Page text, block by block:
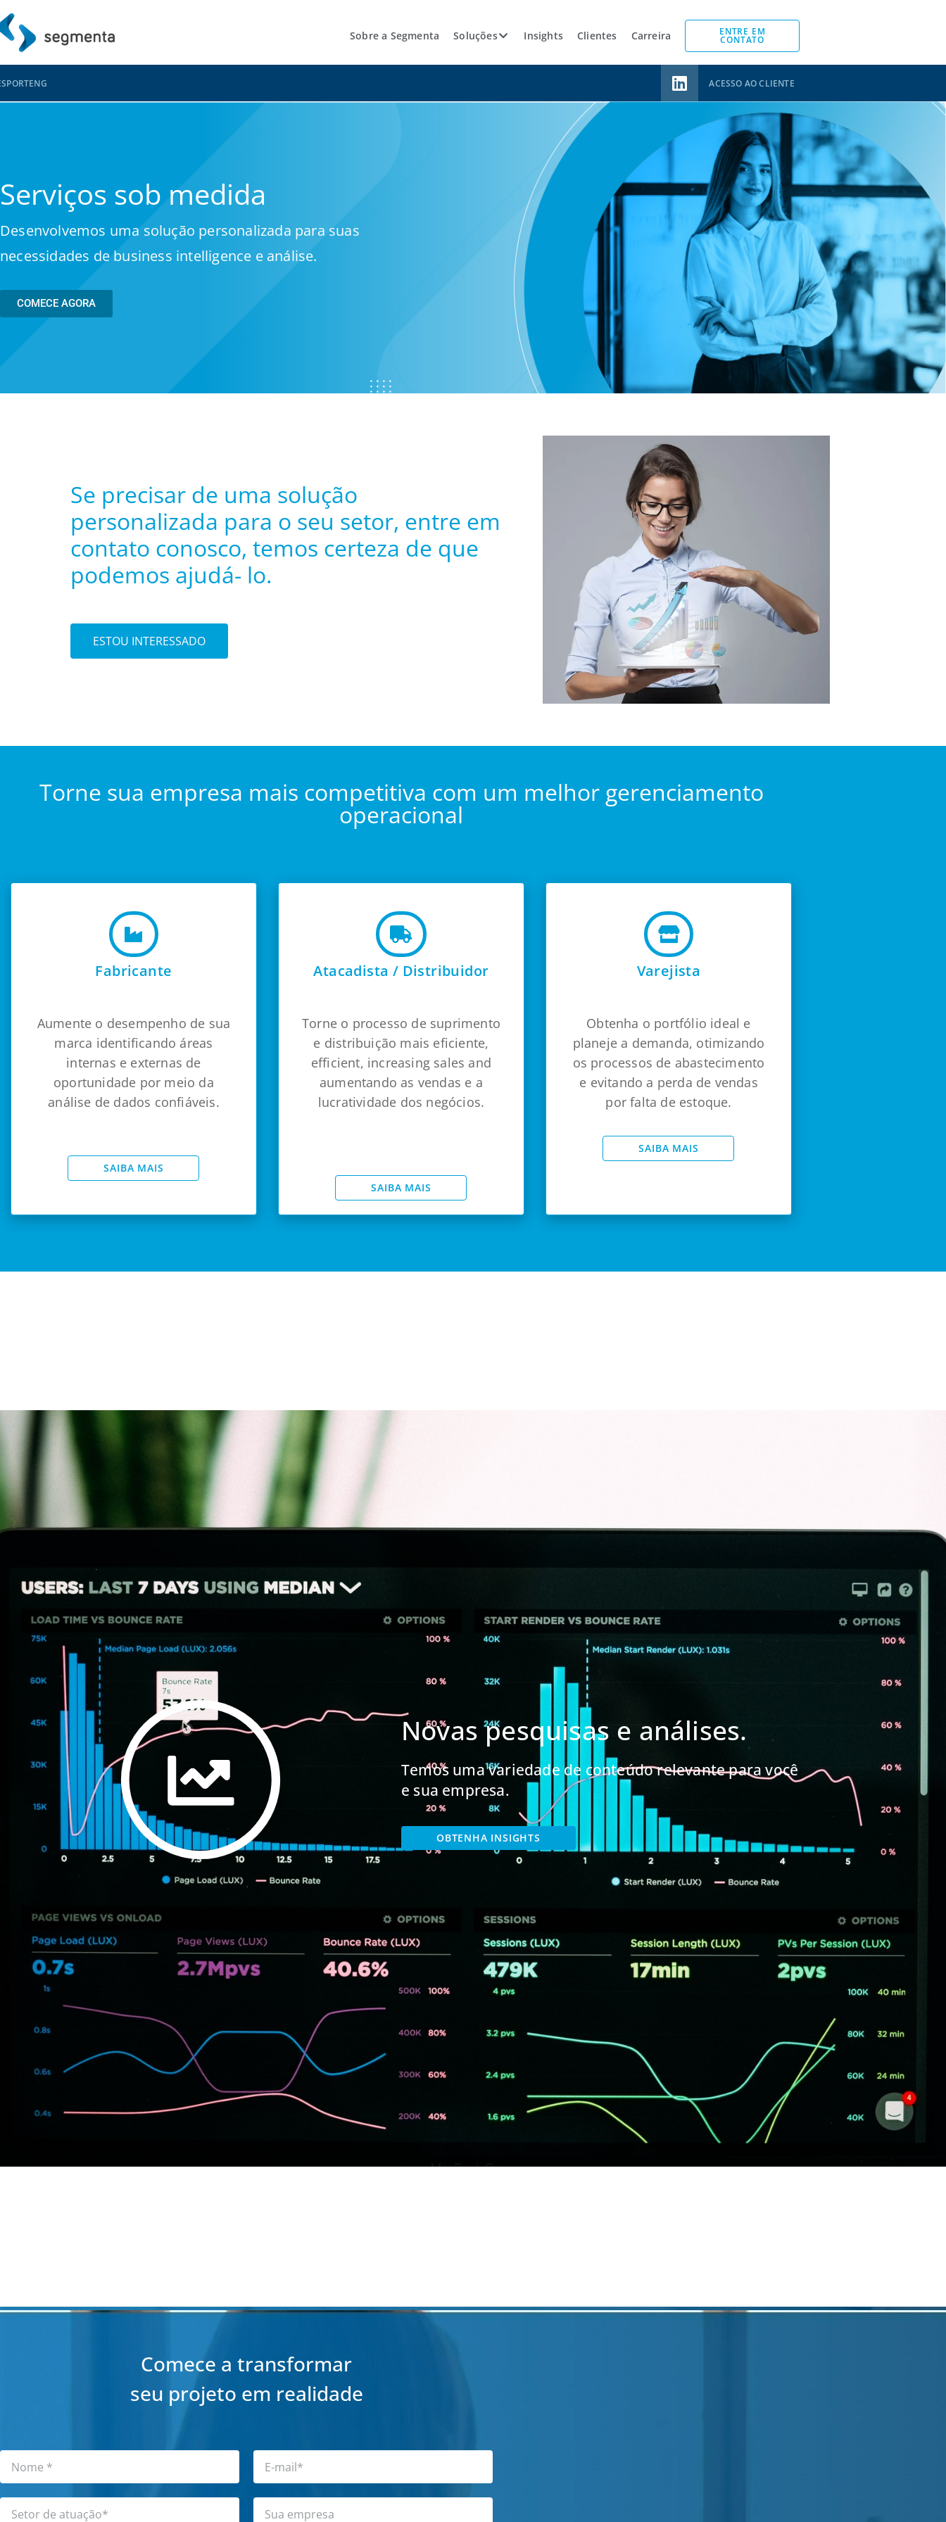
Sobre a Segmenta Soluções Insights Clientes Carreira ENTRE EM
CONTATO
PORTENG ACESSO AO CLIENTE
Serviços sob medida
Desenvolvemos uma solução personalizada para suas
necessidades de business intelligence e análise.
COMECE AGORA
Se precisar de uma solução
personalizada para o seu setor, entre em
contato conosco, temos certeza de que
podemos ajudá- lo.
ESTOU INTERESSADO
Torne sua empresa mais competitiva com um melhor gerenciamento
operacional
Fabricante
Aumente o desempenho de sua
marca identificando áreas
internas e externas de
oportunidade por meio da
análise de dados confiáveis.
SAIBA MAIS
Atacadista / Distribuidor
Torne o processo de suprimento
e distribuição mais eficiente,
efficient, increasing sales and
aumentando as vendas e a
lucratividade dos negócios.
SAIBA MAIS
Varejista
Obtenha o portfólio ideal e
planeje a demanda, otimizando
os processos de abastecimento
e evitando a perda de vendas
por falta de estoque.
SAIBA MAIS
Novas pesquisas e análises.
Temos uma variedade de conteúdo relevante para você
e sua empresa.
OBTENHA INSIGHTS
Comece a transformar
seu projeto em realidade